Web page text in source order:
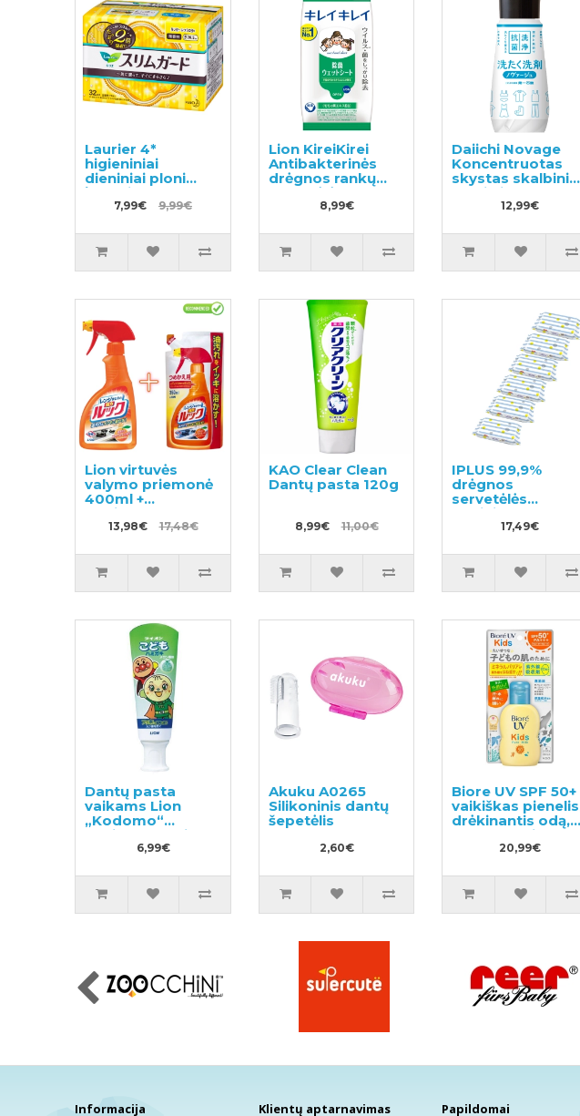
Laurier 4*
higieniniai
dieniniai ploni
įklotai be
sparnelių 20.5cm
7,99€ 9,99€
Lion KireiKirei
Antibakterinės
drėgnos rankų
servetėlės su
alkoholiu 30vnt
8,99€
Daiichi Novage
Koncentruotas
skystas skalbinių
ploviklis 300ml
12,99€
Lion virtuvės
valymo priemonė
400ml +
papildymas 350ml
13,98€ 17,48€
KAO Clear Clean
Dantų pasta 120g
8,99€ 11,00€
IPLUS 99,9%
drėgnos
servetėlės
kūdikiams su
hialurono rūgštimi
17,49€
Dantų pasta
vaikams Lion
„Kodomo“
melionų skonio
6,99€
Akuku A0265
Silikoninis dantų
šepetėlis
2,60€
Biore UV SPF 50+
vaikiškas
drėkinantis odą,
apsaugantis nuo
saulės spindulių,
vandeniui 70ml
20,99€
Informacija Klientų aptarnavimas Papildomai